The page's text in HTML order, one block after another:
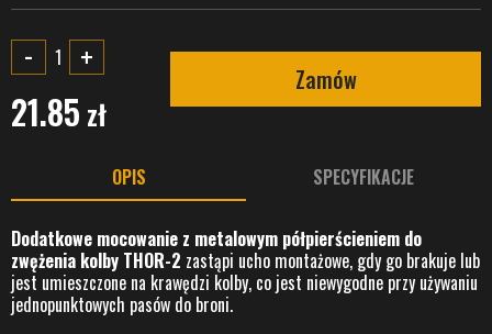
- +
21.85 zł
Zamów
OPIS SPECYFIKACJE
Dodatkowe mocowanie z metalowym półpierścieniem do
zwężenia kolby THOR-2 zastąpi ucho montażowe, gdy go brakuje lub
jest umieszczone na krawędzi kolby, co jest niewygodne przy używaniu
jednopunktowych pasów do broni.